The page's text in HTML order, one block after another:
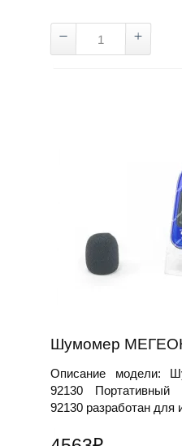
Шумомер
Описание модели:
92130
92130 разработан для